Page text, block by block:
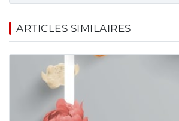
ARTICLES SIMILAIRES